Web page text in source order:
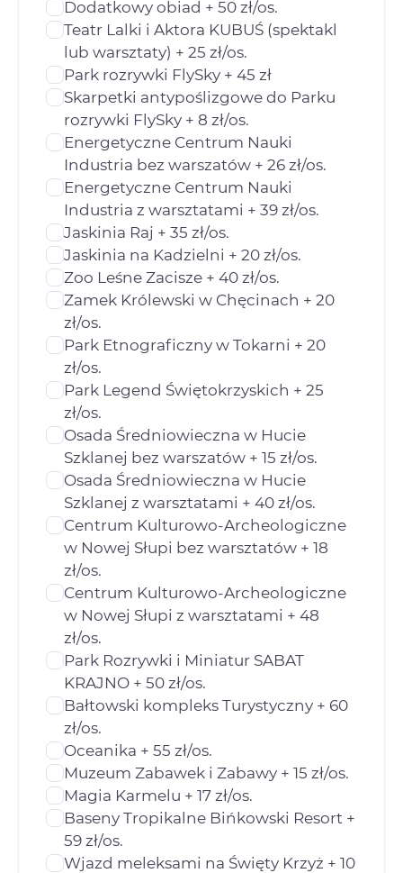
Dodatkowy obiad + 50 zł/os.
Teatr Lalki i Aktora KUBUŚ (spektakl
lub warsztaty) + 25 zł/os.
Park rozrywki FlySky + 45 zł
Skarpetki antypoślizgowe do Parku
rozrywki FlySky + 8 zł/os.
Energetyczne Centrum Nauki
Industria bez warszatów + 26 zł/os.
Energetyczne Centrum Nauki
Industria z warsztatami + 39 zł/os.
Jaskinia Raj + 35 zł/os.
Jaskinia na Kadzielni + 20 zł/os.
Zoo Leśne Zacisze + 40 zł/os.
Zamek Królewski w Chęcinach + 20
zł/os.
Park Etnograficzny w Tokarni + 20
zł/os.
Park Legend Świętokrzyskich + 25
zł/os.
Osada Średniowieczna w Hucie
Szklanej bez warszatów + 15 zł/os.
Osada Średniowieczna w Hucie
Szklanej z warsztatami + 40 zł/os.
Centrum Kulturowo-Archeologiczne
w Nowej Słupi bez warsztatów + 18
zł/os.
Centrum Kulturowo-Archeologiczne
w Nowej Słupi z warsztatami + 48
zł/os.
Park Rozrywki i Miniatur SABAT
KRAJNO + 50 zł/os.
Bałtowski kompleks Turystyczny + 60
zł/os.
Oceanika + 55 zł/os.
Muzeum Zabawek i Zabawy + 15 zł/os.
Magia Karmelu + 17 zł/os.
Baseny Tropikalne Bińkowski Resort +
59 zł/os.
Wjazd meleksami na Święty Krzyż + 10